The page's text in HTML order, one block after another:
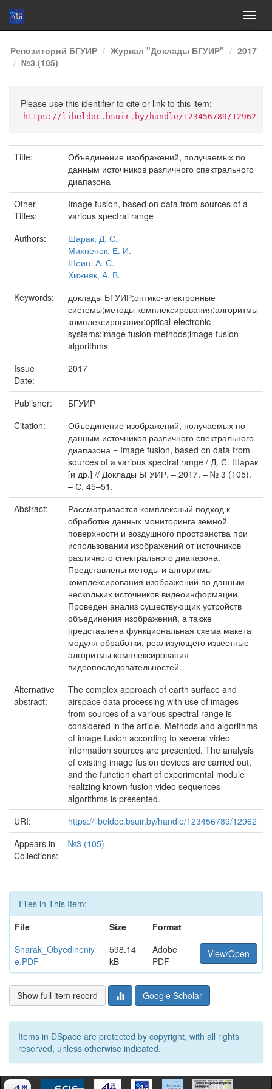
Skip
navigation
Репозиторий БГУИР Журнал "Доклады БГУИР"
2017
№3 (105)
Please use this identifier to cite or link to this item:
https://libeldoc.bsuir.by/handle/123456789/12962
Title:
Объединение изображений, получаемых по
данным источников различного спектрального
диапазона
Other
Titles:
Image fusion, based on data from sources of a
various spectral range
Authors:
Шарак, Д. С.
Михненок, Е. И.
Шеин, А. С.
Хижняк, А. В.
Keywords:
доклады БГУИР;оптико-электронные
системы;методы комплексирования;алгоритмы
комплексирования;optical-electronic
systems;image fusion methods;image fusion
algorithms
Issue
Date:
2017
Publisher:
БГУИР
Citation:
Объединение изображений, получаемых по
данным источников различного спектрального
диапазона = Image fusion, based on data from
sources of a various spectral range / Д. С. Шарак
[и др.] // Доклады БГУИР. – 2017. – № 3 (105).
– С. 45–51.
Abstract:
Рассматривается комплексный подход к
обработке данных мониторинга земной
поверхности и воздушного пространства при
использовании изображений от источников
различного спектрального диапазона.
Представлены методы и алгоритмы
комплексирования изображений по данным
нескольких источников видеоинформации.
Проведен анализ существующих устройств
объединения изображений, а также
представлена функциональная схема макета
модуля обработки, реализующего известные
алгоритмы комплексирования
видеопоследовательностей.
Alternative
abstract:
The complex approach of earth surface and
airspace data processing with use of images
from sources of a various spectral range is
considered in the article. Methods and algorithms
of image fusion according to several video
information sources are presented. The analysis
of existing image fusion devices are carried out,
and the function chart of experimental module
realizing known fusion video sequences
algorithms is presented.
URI:
https://libeldoc.bsuir.by/handle/123456789/12962
Appears in
Collections:
№3 (105)
Files in This Item:
File
Size
Format
Sharak_Obyedineniy
e.PDF
598.14
kB
Adobe
PDF
View/Open
Show full item record Google Scholar
Items in DSpace are protected by copyright, with all rights
reserved, unless otherwise indicated.